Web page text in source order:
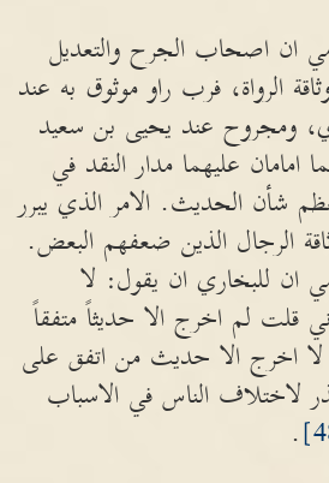
ان اصحاب الجرح والتعديل
الرواة، فرب راو موثوق به عند
ومجروح عند يحيى بن سعيد
امامان عليهما مدار النقد في
شأن الحديث. الامر الذي يبرر
الرجال الذين ضعفهم البعض.
ان للبخاري ان يقول: لا
قلت لم اخرج الا حديثاً متفقاً
اخرج الا حديث من اتفق على
لاختلاف الناس في الاسباب
.